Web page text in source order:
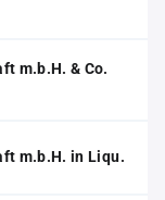
m.b.H. & Co.
m.b.H. in Liqu.